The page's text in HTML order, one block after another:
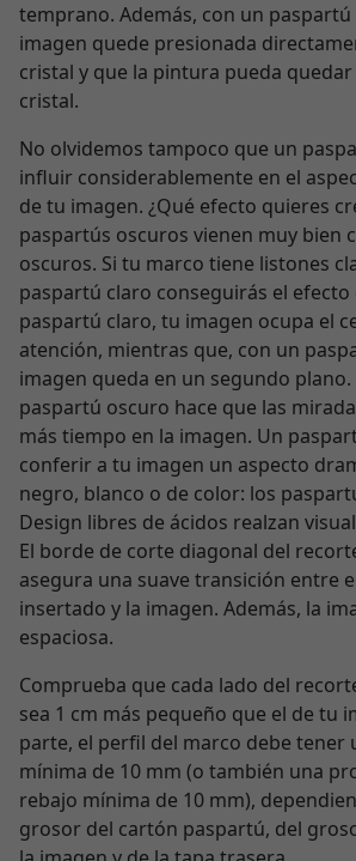
temprano. Además, con un paspartú
imagen quede presionada
cristal y que la pintura pueda
cristal.
No olvidemos tampoco que un
influir considerablemente en el
de tu imagen. ¿Qué efecto quieres
paspartús oscuros vienen muy bien
oscuros. Si tu marco tiene listones
paspartú claro conseguirás el efecto
paspartú claro, tu imagen ocupa el
atención, mientras que, con un
imagen queda en un segundo plano.
paspartú oscuro hace que las
más tiempo en la imagen. Un
conferir a tu imagen un aspecto
negro, blanco o de color: los
Design libres de ácidos realzan
El borde de corte diagonal del
asegura una suave transición entre
insertado y la imagen. Además, la
espaciosa.
Comprueba que cada lado del
sea 1 cm más pequeño que el de tu
parte, el perfil del marco debe tener
mínima de 10 mm (o también una
rebajo mínima de 10 mm),
grosor del cartón paspartú, del